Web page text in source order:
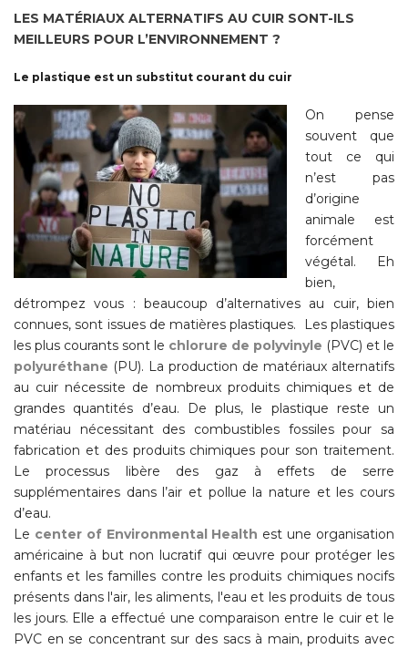
LES MATÉRIAUX ALTERNATIFS AU CUIR SONT-ILS
MEILLEURS POUR L’ENVIRONNEMENT ?
Le plastique est un substitut courant du cuir
On pense
souvent que
tout ce qui
n’est pas
d’origine
animale est
forcément
végétal. Eh
bien,
détrompez vous : beaucoup d’alternatives au cuir, bien
connues, sont issues de matières plastiques.
Les plastiques
les plus courants sont le chlorure de polyvinyle (PVC) et le
polyuréthane (PU). La production de matériaux alternatifs
au cuir nécessite de nombreux produits chimiques et de
grandes quantités d’eau.
De plus, le plastique reste un
matériau nécessitant des combustibles fossiles pour sa
fabrication et des produits chimiques pour son traitement.
Le processus libère des gaz à effets de serre
supplémentaires dans l’air et pollue la nature et les cours
d’eau.
Le center of Environmental Health est une organisation
américaine à but non lucratif qui œuvre pour protéger les
enfants et les familles contre les produits chimiques nocifs
présents dans l'air, les aliments, l'eau et les produits de tous
les jours. Elle a effectué une comparaison entre le cuir et le
PVC en se concentrant sur des sacs à main, produits avec